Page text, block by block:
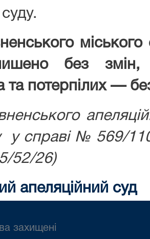
без змін,
та потерпілих —
у справі № 569/
52/26)
апеляційний суд
захищені